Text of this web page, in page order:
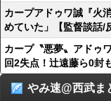
カープアドゥワ誠『火
めていた」【監督談話/
カープ〝悪夢〟アドゥ
回2失点！辻遠藤ら0封
やみ速@西武ま